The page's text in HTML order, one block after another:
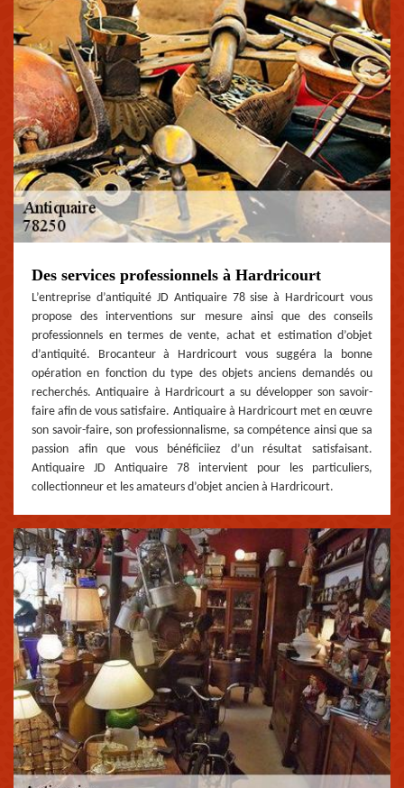
Des services professionnels à Hardricourt
L’entreprise d’antiquité JD Antiquaire 78 sise à Hardricourt vous
propose des interventions sur mesure ainsi que des conseils
professionnels en termes de vente, achat et estimation d’objet
d’antiquité. Brocanteur à Hardricourt vous suggéra la bonne
opération en fonction du type des objets anciens demandés ou
recherchés. Antiquaire à Hardricourt a su développer son savoir-
faire afin de vous satisfaire. Antiquaire à Hardricourt met en œuvre
son savoir-faire, son professionnalisme, sa compétence ainsi que sa
passion afin que vous bénéficiiez d’un résultat satisfaisant.
Antiquaire JD Antiquaire 78 intervient pour les particuliers,
collectionneur et les amateurs d’objet ancien à Hardricourt.